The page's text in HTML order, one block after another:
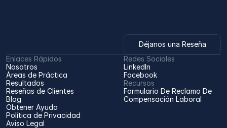
Déjanos una Reseña
Enlaces Rápidos
Nosotros
Áreas de Práctica
Resultados
Reseñas de Clientes
Blog
Obtener Ayuda
Política de Privacidad
Aviso Legal
Recursos
Formulario De Reclamo De
Compensación Laboral
Redes Sociales
LinkedIn
Facebook